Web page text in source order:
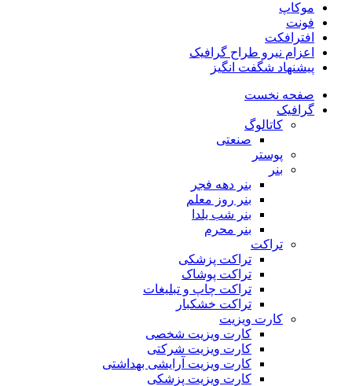
موکاپ
فونت
افترافکت
اعزام نیرو طراح گرافیک
پیشنهاد شگفت انگیز
صفحه نخست
گرافیک
کاتالوگ
صنعتی
پوستر
بنر
بنر دهه فجر
بنر روز معلم
بنر شب یلدا
بنر محرم
تراکت
تراکت پزشکی
تراکت پوشاک
تراکت چاپ و تبلیغات
تراکت خشکبار
کارت ویزیت
کارت ویزیت شخصی
کارت ویزیت شرکتی
کارت ویزیت آرایشی بهداشتی
کارت ویزیت پزشکی